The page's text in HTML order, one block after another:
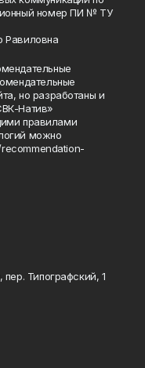
номер ПИ № ТУ
Равиловна
но разработаны и
Натив»
правилами
можно
Типографский, 1